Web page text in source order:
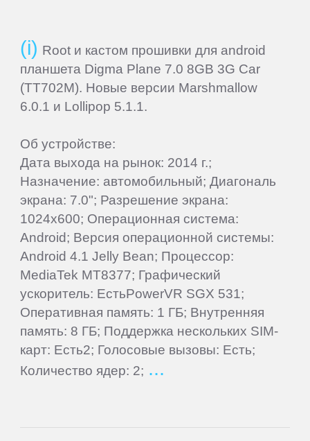
Root и кастом прошивки для android
планшета Digma Plane 7.0 8GB 3G Car
(TT702M). Новые версии Marshmallow
6.0.1 и Lollipop 5.1.1.
Об устройстве:
Дата выхода на рынок: 2014 г.;
Назначение: автомобильный; Диагональ
экрана: 7.0"; Разрешение экрана:
1024x600; Операционная система:
Android; Версия операционной системы:
Android 4.1 Jelly Bean; Процессор:
MediaTek MT8377; Графический
ускоритель: ЕстьPowerVR SGX 531;
Оперативная память: 1 ГБ; Внутренняя
память: 8 ГБ; Поддержка нескольких SIM-
карт: Есть2; Голосовые вызовы: Есть;
Количество ядер: 2;
General
Satellite
Gigaset
Ginzzu
Globex
Globus
Gmini